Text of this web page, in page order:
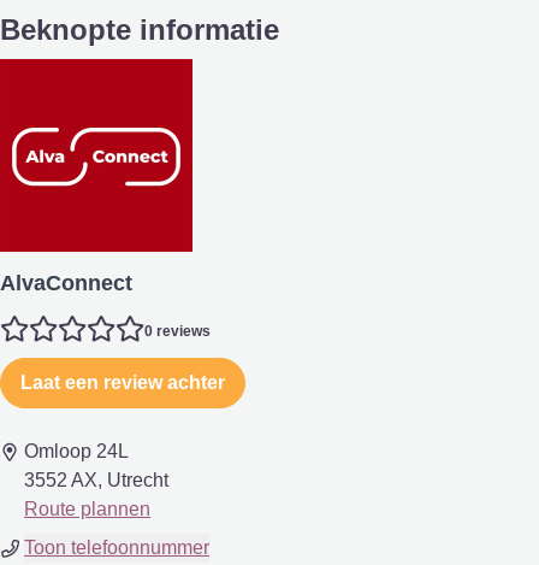
Beknopte informatie
AlvaConnect
0 reviews
Laat een review achter
Omloop 24L
3552 AX, Utrecht
Route plannen
Toon telefoonnummer